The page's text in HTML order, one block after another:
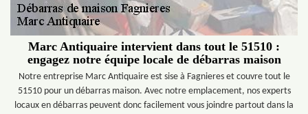
Marc Antiquaire intervient dans tout le 51510 :
engagez notre équipe locale de débarras maison
Notre entreprise Marc Antiquaire est sise à Fagnieres et couvre tout le
51510 pour un débarras maison. Avec notre emplacement, nos experts
locaux en débarras peuvent donc facilement vous joindre partout dans la